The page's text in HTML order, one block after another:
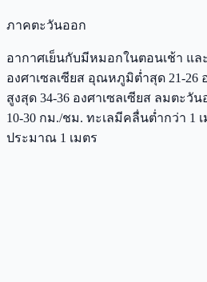
ภาคตะวันออก
อากาศเย็นกับมีหมอกในตอนเช้า แ
องศาเซลเซียส อุณหภูมิต่ำสุด 21-26
สูงสุด 34-36 องศาเซลเซียส ลมตะวั
10-30 กม./ชม. ทะเลมีคลื่นต่ำกว่า 1
ประมาณ 1 เมตร